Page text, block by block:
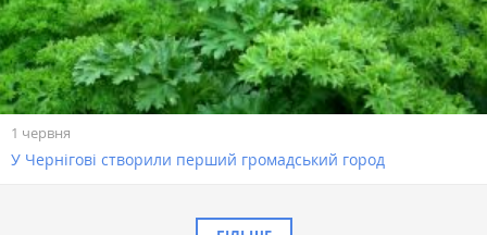
1 червня
У Чернігові створили перший громадський город